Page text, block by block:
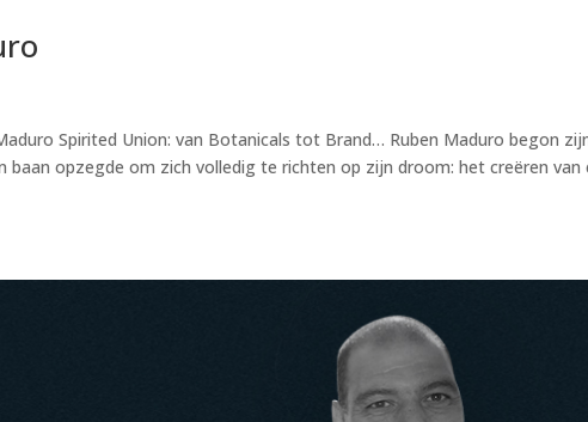
Spirited Union: van Botanicals tot Brand… Ruben Maduro begon
baan opzegde om zich volledig te richten op zijn droom: het creëren van